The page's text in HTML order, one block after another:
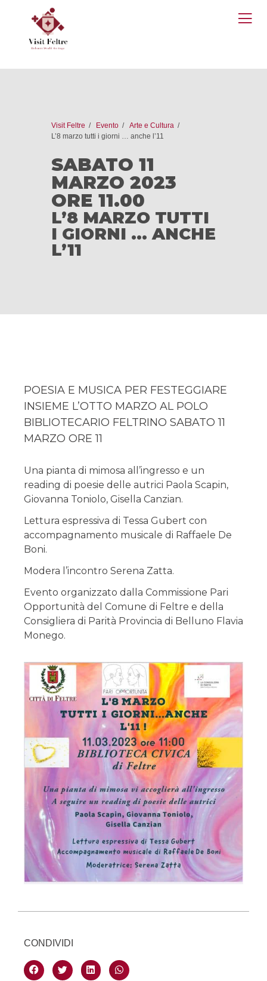
Visit Feltre Evento
Arte e Cultura
L’8 marzo tutti i giorni … anche l’11
SABATO 11
MARZO 2023
ORE 11.00
L’8 MARZO TUTTI
I GIORNI … ANCHE
L’11
POESIA E MUSICA PER FESTEGGIARE
INSIEME L’OTTO MARZO AL POLO
BIBLIOTECARIO FELTRINO SABATO 11
MARZO ORE 11
Una pianta di mimosa all’ingresso e un
reading di poesie delle autrici Paola Scapin,
Giovanna Toniolo, Gisella Canzian.
Lettura espressiva di Tessa Gubert con
accompagnamento musicale di Raffaele De
Boni.
Modera l’incontro Serena Zatta.
Evento organizzato dalla Commissione Pari
Opportunità del Comune di Feltre e della
Consigliera di Parità Provincia di Belluno Flavia
Monego.
CONDIVIDI